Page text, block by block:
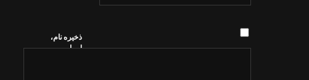
ذخیره نام،
ایمیل و